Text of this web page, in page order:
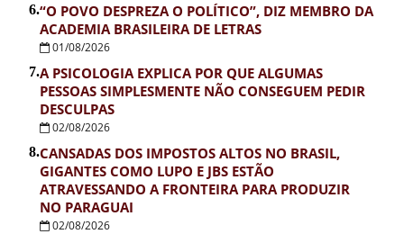
6.“O POVO DESPREZA O POLÍTICO”, DIZ MEMBRO DA
ACADEMIA BRASILEIRA DE LETRAS
01/08/2026
7.A PSICOLOGIA EXPLICA POR QUE ALGUMAS
PESSOAS SIMPLESMENTE NÃO CONSEGUEM PEDIR
DESCULPAS
02/08/2026
8.CANSADAS DOS IMPOSTOS ALTOS NO BRASIL,
GIGANTES COMO LUPO E JBS ESTÃO
ATRAVESSANDO A FRONTEIRA PARA PRODUZIR
NO PARAGUAI
02/08/2026